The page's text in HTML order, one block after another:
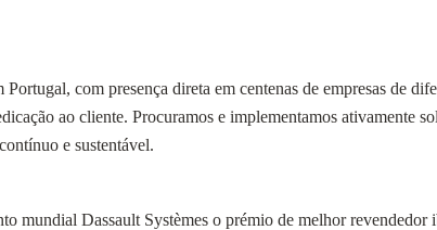
com presença direta em centenas de empresas de
ao cliente. Procuramos e implementamos ativamente
e sustentável.
mundial Dassault Systèmes o prémio de melhor revendedor